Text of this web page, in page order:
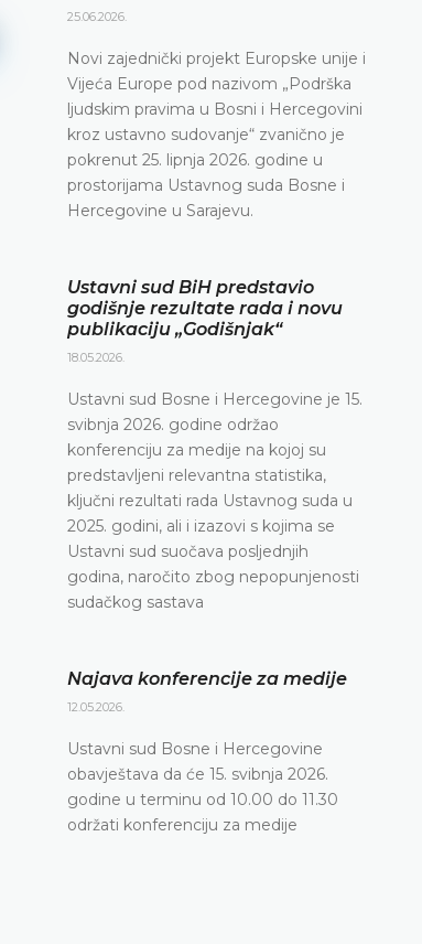
Najava konferencije za medije
12.05.2026.
Ustavni sud Bosne i Hercegovine obavještava
DETALJNIJE
25.06.2026.
Novi zajednički projekt Europske unije i
Vijeća Europe pod nazivom „Podrška
ljudskim pravima u Bosni i Hercegovini
kroz ustavno sudovanje“ zvanično je
pokrenut 25. lipnja 2026. godine u
prostorijama Ustavnog suda Bosne i
Hercegovine u Sarajevu.
Ustavni sud BiH predstavio
godišnje rezultate rada i novu
publikaciju „Godišnjak“
18.05.2026.
Ustavni sud Bosne i Hercegovine je 15.
svibnja 2026. godine održao
konferenciju za medije na kojoj su
predstavljeni relevantna statistika,
ključni rezultati rada Ustavnog suda u
2025. godini, ali i izazovi s kojima se
Ustavni sud suočava posljednjih
godina, naročito zbog nepopunjenosti
sudačkog sastava
Najava konferencije za medije
12.05.2026.
Ustavni sud Bosne i Hercegovine
obavještava da će 15. svibnja 2026.
godine u terminu od 10.00 do 11.30
održati konferenciju za medije